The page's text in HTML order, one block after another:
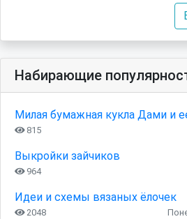
Набирающие
Милая бумажная кукла Дами и
815
Выкройки зайчиков
964
Идеи и схемы вязаных ёлочек
2048